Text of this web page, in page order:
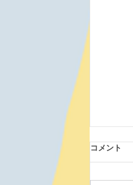
コメント